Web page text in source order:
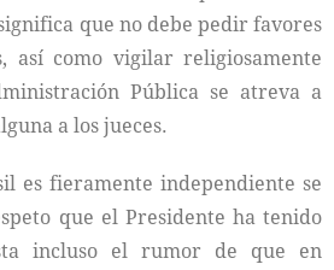
que no debe pedir favores
así como vigilar religiosamente
Pública se atreva a
a los jueces.
es fieramente independiente se
que el Presidente ha tenido
incluso el rumor de que en